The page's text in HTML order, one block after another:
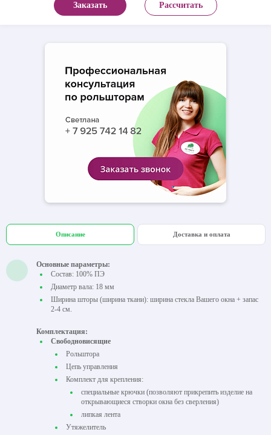
Заказать Рассчитать
Описание Доставка и оплата
Основные параметры:
Состав: 100% ПЭ
Диаметр вала: 18 мм
Ширина шторы (ширина ткани): ширина стекла Вашего окна + запас
2-4 см.
Комплектация:
Свободновисящие
Рольштора
Цепь управления
Комплект для крепления:
специальные крючки (позволяют прикрепить изделие на
открывающиеся створки окна без сверления)
липкая лента
Утяжелитель